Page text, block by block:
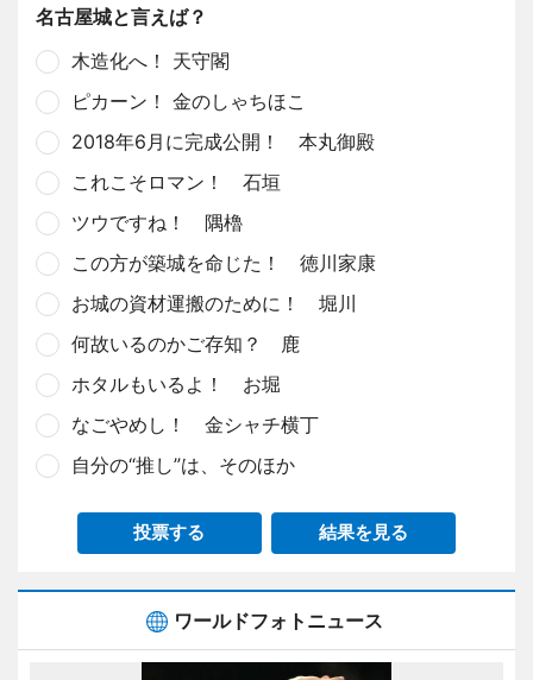
名古屋城と言えば？
木造化へ！ 天守閣
ピカーン！ 金のしゃちほこ
2018年6月に完成公開！ 本丸御殿
これこそロマン！ 石垣
ツウですね！ 隅櫓
この方が築城を命じた！ 徳川家康
お城の資材運搬のために！ 堀川
何故いるのかご存知？ 鹿
ホタルもいるよ！ お堀
なごやめし！ 金シャチ横丁
自分の“推し”は、そのほか
投票する 結果を見る
ワールドフォトニュース